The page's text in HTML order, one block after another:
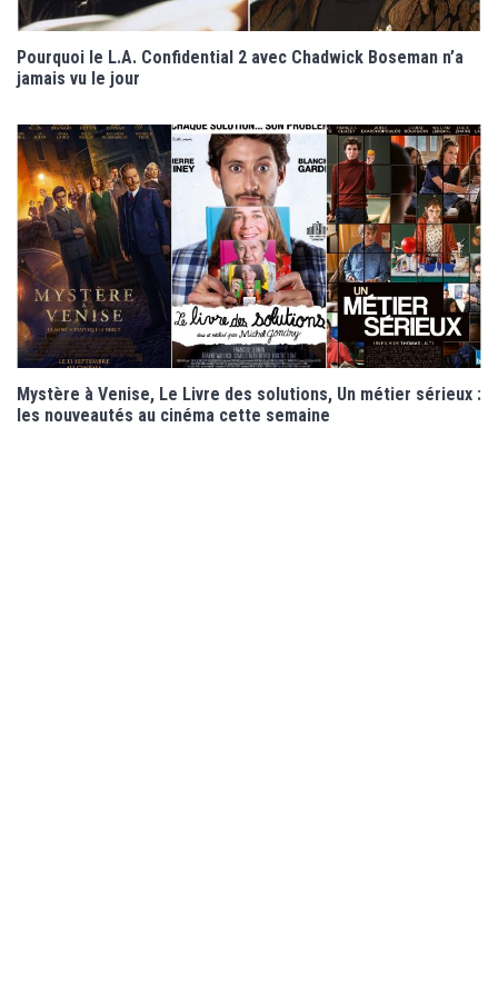
Pourquoi le L.A. Confidential 2 avec Chadwick Boseman n’a
jamais vu le jour
Mystère à Venise, Le Livre des solutions, Un métier sérieux :
les nouveautés au cinéma cette semaine